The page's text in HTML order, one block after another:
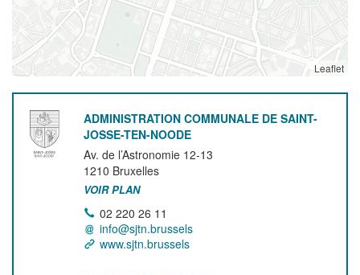
Leaflet
ADMINISTRATION COMMUNALE DE SAINT-
JOSSE-TEN-NOODE
Av. de l’Astronomie 12-13
1210 Bruxelles
VOIR PLAN
02 220 26 11
info@sjtn.brussels
www.sjtn.brussels